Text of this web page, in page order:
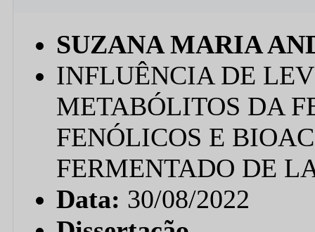
SUZANA MARIA
INFLUÊNCIA DE
METABÓLITOS DA
FENÓLICOS E
FERMENTADO DE
Data: 30/08/2022